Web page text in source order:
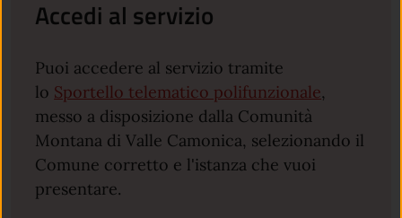
Accedi al servizio
Puoi accedere al servizio tramite
lo Sportello telematico polifunzionale,
messo a disposizione dalla Comunità
Montana di Valle Camonica, selezionando il
Comune corretto e l'istanza che vuoi
presentare.